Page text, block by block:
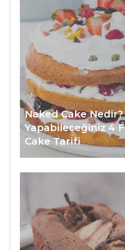
Naked Cake
Yapabileceğiniz 4
Cake Tarifi